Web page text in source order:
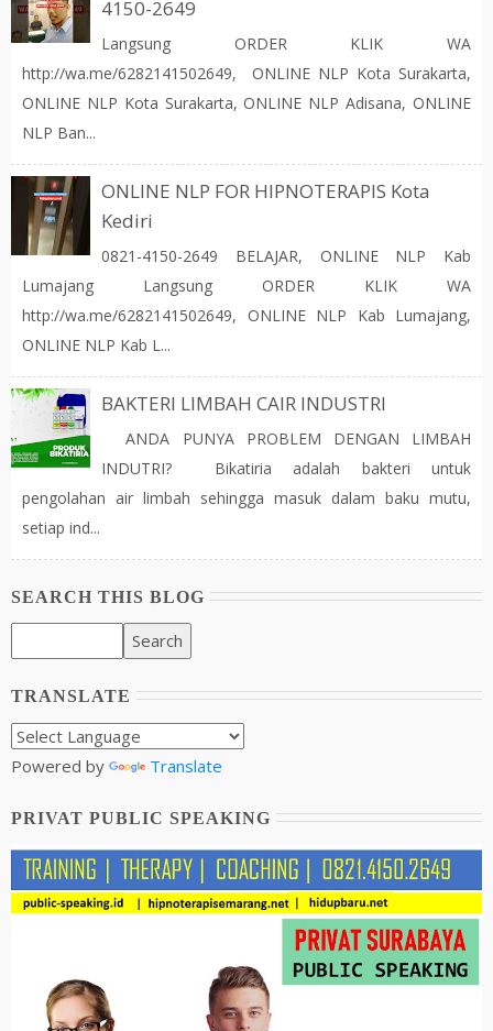
4150-2649
Langsung ORDER KLIK WA
http://wa.me/6282141502649, ONLINE NLP Kota Surakarta,
ONLINE NLP Kota Surakarta, ONLINE NLP Adisana, ONLINE
NLP Ban...
ONLINE NLP FOR HIPNOTERAPIS Kota
Kediri
0821-4150-2649 BELAJAR, ONLINE NLP Kab
Lumajang Langsung ORDER KLIK WA
http://wa.me/6282141502649, ONLINE NLP Kab Lumajang,
ONLINE NLP Kab L...
BAKTERI LIMBAH CAIR INDUSTRI
ANDA PUNYA PROBLEM DENGAN LIMBAH
INDUTRI? Bikatiria adalah bakteri untuk
pengolahan air limbah sehingga masuk dalam baku mutu,
setiap ind...
SEARCH THIS BLOG
TRANSLATE
Powered by Translate
PRIVAT PUBLIC SPEAKING